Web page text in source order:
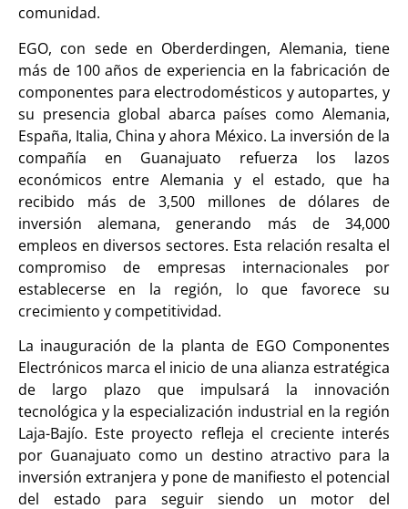
comunidad.
EGO, con sede en Oberderdingen, Alemania, tiene
más de 100 años de experiencia en la fabricación de
componentes para electrodomésticos y autopartes, y
su presencia global abarca países como Alemania,
España, Italia, China y ahora México. La inversión de la
compañía en Guanajuato refuerza los lazos
económicos entre Alemania y el estado, que ha
recibido más de 3,500 millones de dólares de
inversión alemana, generando más de 34,000
empleos en diversos sectores. Esta relación resalta el
compromiso de empresas internacionales por
establecerse en la región, lo que favorece su
crecimiento y competitividad.
La inauguración de la planta de EGO Componentes
Electrónicos marca el inicio de una alianza estratégica
de largo plazo que impulsará la innovación
tecnológica y la especialización industrial en la región
Laja-Bajío. Este proyecto refleja el creciente interés
por Guanajuato como un destino atractivo para la
inversión extranjera y pone de manifiesto el potencial
del estado para seguir siendo un motor del